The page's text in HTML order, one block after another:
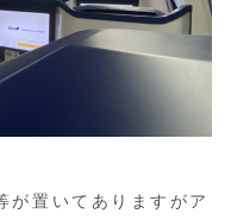
が置いてありますがア